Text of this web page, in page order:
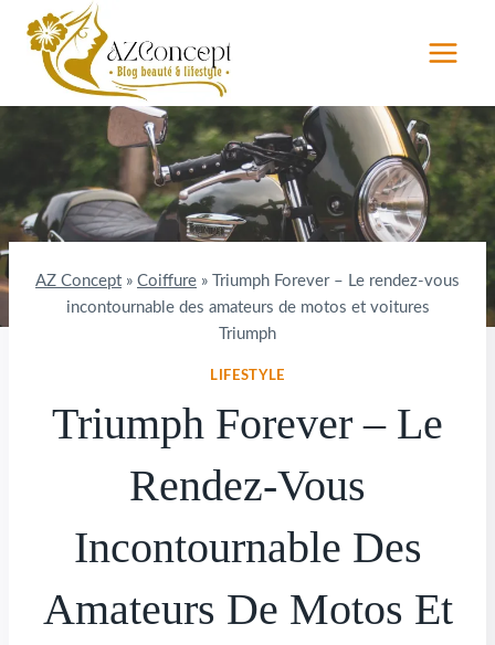
Aller
contenu
AZ Concept » Coiffure » Triumph Forever – Le rendez-vous
incontournable des amateurs de motos et voitures
Triumph
LIFESTYLE
Triumph Forever – Le
Rendez-Vous
Incontournable Des
Amateurs De Motos Et